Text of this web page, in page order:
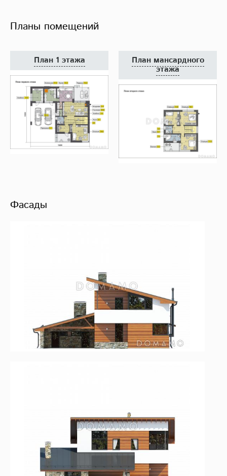
Планы помещений
План 1 этажа План мансардного
этажа
Фасады